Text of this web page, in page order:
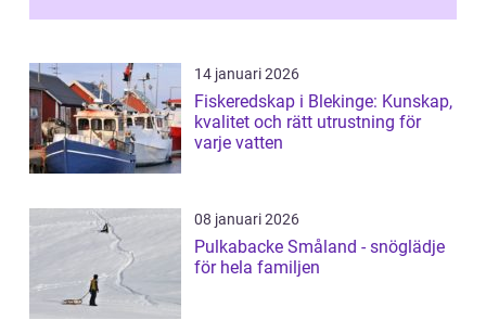
14 januari 2026
Fiskeredskap i Blekinge: Kunskap,
kvalitet och rätt utrustning för
varje vatten
08 januari 2026
Pulkabacke Småland - snöglädje
för hela familjen